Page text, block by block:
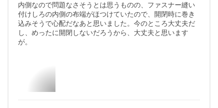
内側なので問題なさそうとは思うものの、ファスナー縫い
付けしろの内側の布端がほつけていたので、開閉時に巻き
込みそうで心配だなあと思いました。今のところ大丈夫だ
し、めったに開閉しないだろうから、大丈夫と思います
が。